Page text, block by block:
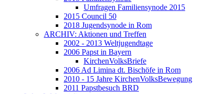
Umfragen Familiensynode 2015
2015 Council 50
2018 Jugendsynode in Rom
ARCHIV: Aktionen und Treffen
2002 - 2013 Weltjugendtage
2006 Papst in Bayern
KirchenVolksBriefe
2006 Ad Limina dt. Bischöfe in Rom
2010 - 15 Jahre KirchenVolksBewegung
2011 Papstbesuch BRD